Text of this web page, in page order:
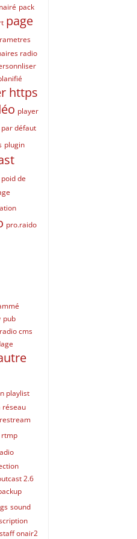
pack
page
radio
https
player
défaut
plugin
poid de
pro.raido
pub
radio cms
playlist
réseau
restream
rtmp
2.6
sound
staff onair2